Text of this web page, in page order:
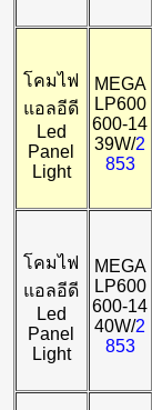
โคมไฟ
แอลอีดี
Led
Panel
Light
MEGA
LP600
600-14
39W/2
853
โคมไฟ
แอลอีดี
Led
Panel
Light
MEGA
LP600
600-14
40W/2
853